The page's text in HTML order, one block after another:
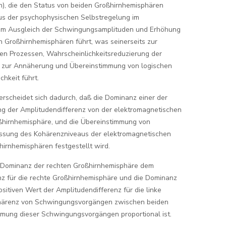
die den Status von beiden Großhirnhemisphären
der psychophysischen Selbstregelung im
Ausgleich der Schwingungsamplituden und Erhöhung
Großhirnhemisphären führt, was seinerseits zur
Prozessen, Wahrscheinlichkeitsreduzierung der
Annäherung und Übereinstimmung von logischen
führt.
sich dadurch, daß die Dominanz einer der
der Amplitudendifferenz von der elektromagnetischen
und die Übereinstimmung von
des Kohärenzniveaus der elektromagnetischen
festgestellt wird.
der rechten Großhirnhemisphäre dem
für die rechte Großhirnhemisphäre und die Dominanz
Wert der Amplitudendifferenz für die linke
von Schwingungsvorgängen zwischen beiden
dieser Schwingungsvorgängen proportional ist.